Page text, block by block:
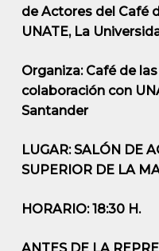
de Actores del Café
UNATE, La
Organiza: Café de
colaboración con
Santander
LUGAR: SALÓN DE
SUPERIOR DE LA
HORARIO: 18:30 H.